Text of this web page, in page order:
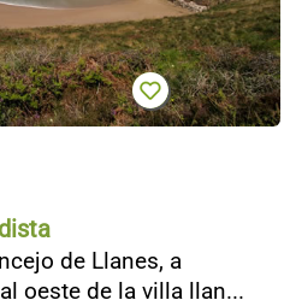
de Llanes, a
oeste de la villa llan...